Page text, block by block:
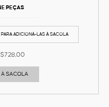
PEÇAS
ADICIONÁ-LAS À SACOLA
À SACOLA